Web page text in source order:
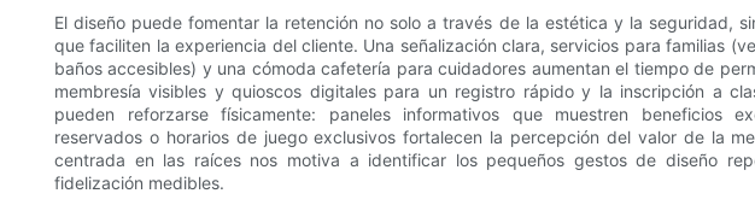
El diseño puede fomentar la retención no solo a través de la estética y la seguridad,
que faciliten la experiencia del cliente. Una señalización clara, servicios para familias
baños accesibles) y una cómoda cafetería para cuidadores aumentan el tiempo de
membresía visibles y quioscos digitales para un registro rápido y la inscripción a
pueden reforzarse físicamente: paneles informativos que muestren beneficios
reservados o horarios de juego exclusivos fortalecen la percepción del valor de la
centrada en las raíces nos motiva a identificar los pequeños gestos de diseño
fidelización medibles.